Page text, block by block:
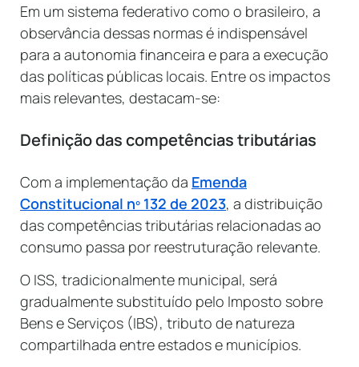
Em um sistema federativo como o brasileiro, a
observância dessas normas é indispensável
para a autonomia financeira e para a execução
das políticas públicas locais. Entre os impactos
mais relevantes, destacam-se:
Definição das competências tributárias
Com a implementação da Emenda
Constitucional nº 132 de 2023, a distribuição
das competências tributárias relacionadas ao
consumo passa por reestruturação relevante.
O ISS, tradicionalmente municipal, será
gradualmente substituído pelo Imposto sobre
Bens e Serviços (IBS), tributo de natureza
compartilhada entre estados e municípios.